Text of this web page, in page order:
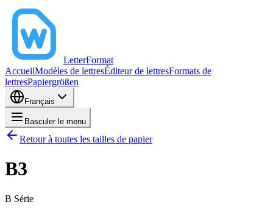
LetterFormat
AccueilModèles de lettresÉditeur de lettresFormats de
lettresPapiergrößen
Français
Basculer le menu
Retour à toutes les tailles de papier
B3
B Série